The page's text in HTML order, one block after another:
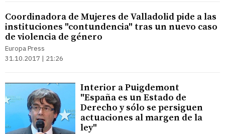
Coordinadora de Mujeres de Valladolid pide a las
instituciones "contundencia" tras un nuevo caso
de violencia de género
Europa Press
31.10.2017 | 21:26
Interior a Puigdemont
"España es un Estado de
Derecho y sólo se persiguen
actuaciones al margen de la
ley"